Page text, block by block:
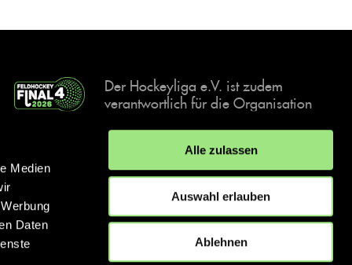
Medien
Daten
Alle zulassen
Auswahl erlauben
Ablehnen
Der Hockeyliga e.V. ist zudem
verantwortlich für die Organisation
Events, der deutschen Hockey-
Meisterschaften.
IMPRESSUM DATENSCHUTZERKLÄRUNG